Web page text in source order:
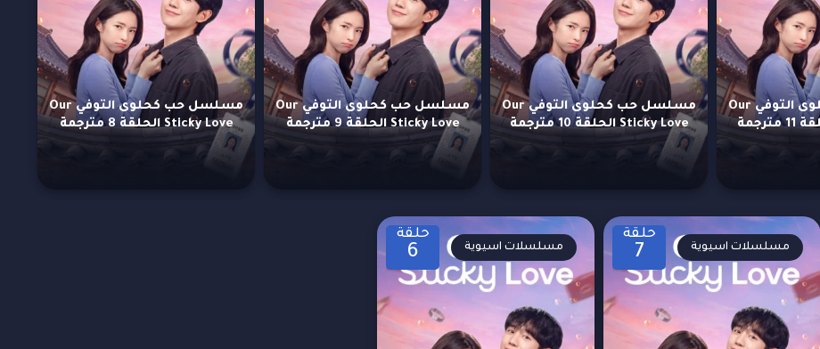
مسلسل حب كحلوى التوفي Our
مسلسل حب كحلوى التوفي Our
Sticky Love الحلقة 10 مترجمة
مسلسل حب كحلوى التوفي Our
Sticky Love الحلقة 9 مترجمة
مسلسل حب كحلوى التوفي Our
Sticky Love الحلقة 8 مترجمة
حلقة
7 مسلسلات اسيوية
حلقة
6 مسلسلات اسيوية